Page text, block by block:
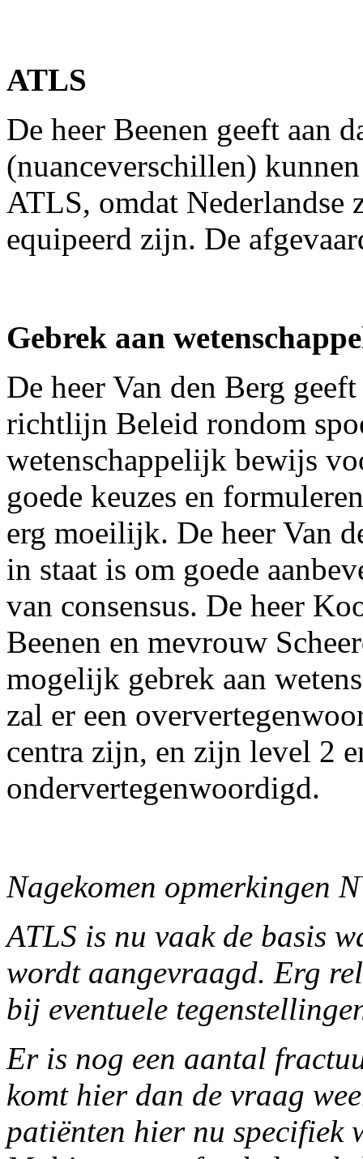
ATLS
De heer Beenen geeft aan
(nuanceverschillen)
ATLS, omdat Nederlandse
equipeerd zijn. De
Gebrek aan
De heer Van den Berg
richtlijn Beleid rondom
wetenschappelijk bewijs
goede keuzes en
erg moeilijk. De heer Van
in staat is om goede
van consensus. De heer
Beenen en mevrouw
mogelijk gebrek aan
zal er een
centra zijn, en zijn level 2
ondervertegenwoordigd.
Nagekomen opmerkingen
ATLS is nu vaak de basis
wordt aangevraagd. Erg
bij eventuele
Er is nog een aantal
komt hier dan de vraag
patiënten hier nu